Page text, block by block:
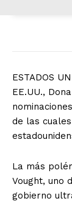
ESTADOS
EE.UU.,
de las
La más
Vought, uno
gobierno